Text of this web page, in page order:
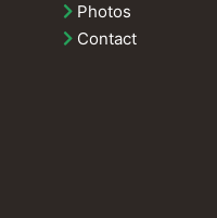
Photos
Contact